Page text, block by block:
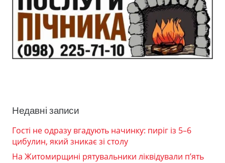
Недавні записи
Гості не одразу вгадують начинку: пиріг із 5–6
цибулин, який зникає зі столу
На Житомирщині рятувальники ліквідували п’ять